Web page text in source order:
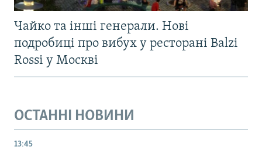
Чайко та інші генерали. Нові
подробиці про вибух у ресторані Balzi
Rossi у Москві
ОСТАННІ НОВИНИ
13:45